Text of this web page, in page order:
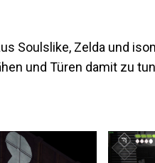
Soulslike, Zelda und
und Türen damit zu